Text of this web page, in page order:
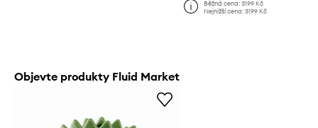
Běžná cena: 3199 Kč
Nejnižší cena: 3199 Kč
Objevte produkty Fluid Market